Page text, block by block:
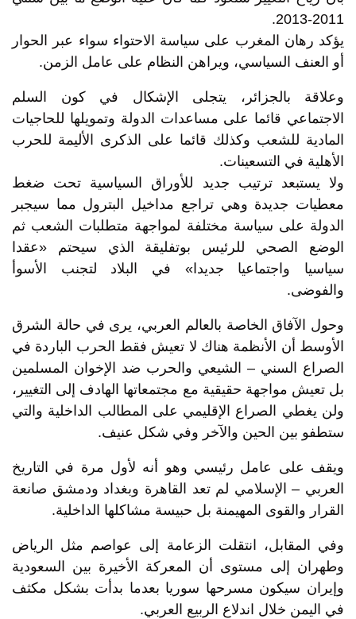
2011-2013.
يؤكد رهان المغرب على سياسة الاحتواء سواء عبر الحوار
أو العنف السياسي، ويراهن النظام على عامل الزمن.
وعلاقة بالجزائر، يتجلى الإشكال في كون السلم
الاجتماعي قائما على مساعدات الدولة وتمويلها للحاجيات
المادية للشعب وكذلك قائما على الذكرى الأليمة للحرب
الأهلية في التسعينات.
ولا يستبعد ترتيب جديد للأوراق السياسية تحت ضغط
معطيات جديدة وهي تراجع مداخيل البترول مما سيجبر
الدولة على سياسة مختلفة لمواجهة متطلبات الشعب ثم
الوضع الصحي للرئيس بوتفليقة الذي سيحتم «عقدا
سياسيا واجتماعيا جديدا» في البلاد لتجنب الأسوأ
والفوضى.
وحول الآفاق الخاصة بالعالم العربي، يرى في حالة الشرق
الأوسط أن الأنظمة هناك لا تعيش فقط الحرب الباردة في
الصراع السني – الشيعي والحرب ضد الإخوان المسلمين
بل تعيش مواجهة حقيقية مع مجتمعاتها الهادف إلى التغيير،
ولن يغطي الصراع الإقليمي على المطالب الداخلية والتي
ستطفو بين الحين والآخر وفي شكل عنيف.
ويقف على عامل رئيسي وهو أنه لأول مرة في التاريخ
العربي – الإسلامي لم تعد القاهرة وبغداد ودمشق صانعة
القرار والقوى المهيمنة بل حبيسة مشاكلها الداخلية.
وفي المقابل، انتقلت الزعامة إلى عواصم مثل الرياض
وطهران إلى مستوى أن المعركة الأخيرة بين السعودية
وإيران سيكون مسرحها سوريا بعدما بدأت بشكل مكثف
في اليمن خلال اندلاع الربيع العربي.